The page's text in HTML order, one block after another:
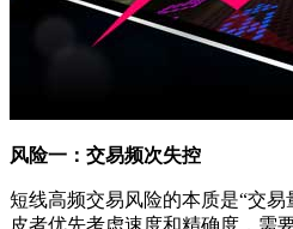
风险一：交易频次失控
短线高频交易风险的本质是“交易
皮者优先考虑速度和精确度，需